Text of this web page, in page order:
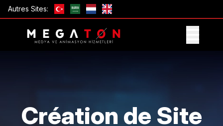
Autres Sites:
Création de Site